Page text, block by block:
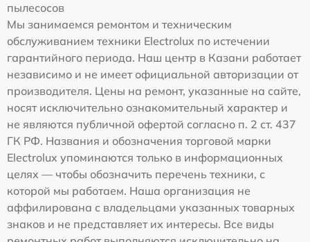
пылесосов
Мы занимаемся ремонтом и техническим
обслуживанием техники Electrolux по истечении
гарантийного периода. Наш центр в Казани работает
независимо и не имеет официальной авторизации от
производителя. Цены на ремонт, указанные на сайте,
носят исключительно ознакомительный характер и
не являются публичной офертой согласно п. 2 ст. 437
ГК РФ. Названия и обозначения торговой марки
Electrolux упоминаются только в информационных
целях — чтобы обозначить перечень техники, с
которой мы работаем. Наша организация не
аффилирована с владельцами указанных товарных
знаков и не представляет их интересы. Все виды